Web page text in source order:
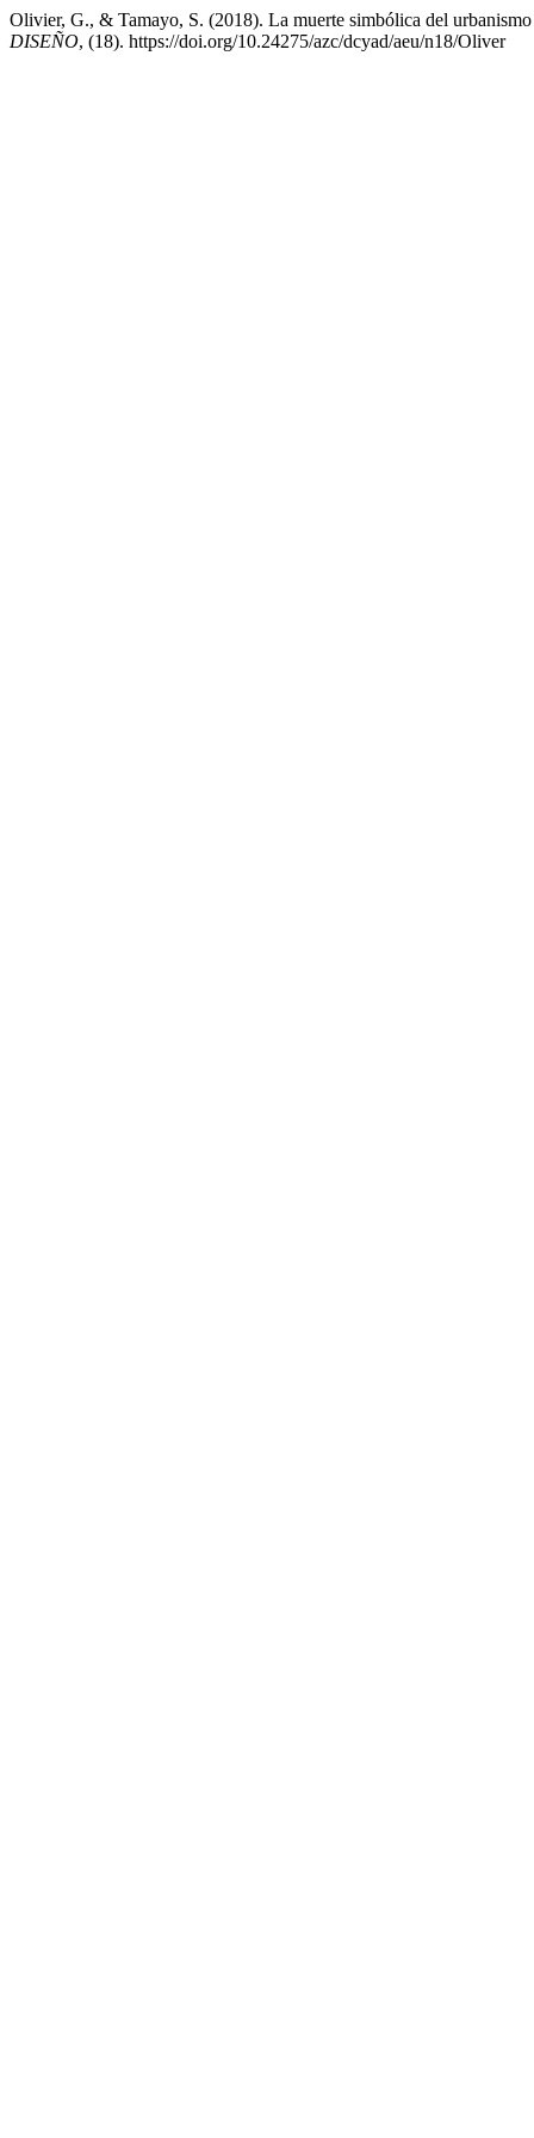
Olivier, G., & Tamayo, S. (2018). La muerte simbólica del
DISEÑO, (18). https://doi.org/10.24275/azc/dcyad/aeu/n18/Oliver